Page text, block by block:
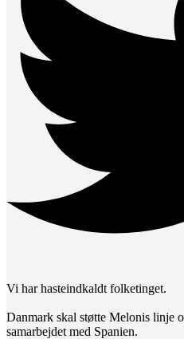
Vi har hasteindkaldt folketinget.
Danmark skal støtte Melonis linje
samarbejdet med Spanien.